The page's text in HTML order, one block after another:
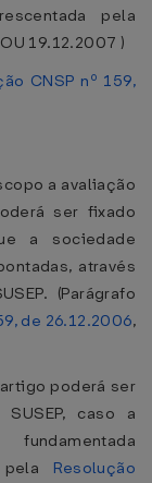
pela
19.12.2007 )
CNSP nº 159,
a avaliação
ser fixado
a sociedade
através
(Parágrafo
de 26.12.2006,
poderá ser
caso a
pela Resolução